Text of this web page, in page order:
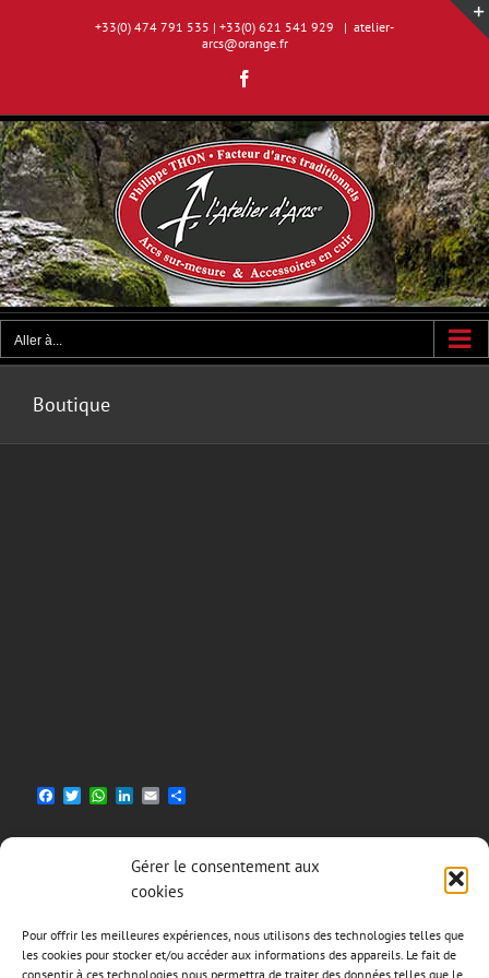
Gérer le consentement aux
cookies
Pour offrir les meilleures expériences, nous utilisons des technologies telles que
les cookies pour stocker et/ou accéder aux informations des appareils. Le fait de
consentir à ces technologies nous permettra de traiter des données telles que le
+33(0) 474 791 535 | +33(0) 621 541 929 | atelier-
arcs@orange.fr
Aller à...
Boutique
Facebook
TwitterWhatsApp
LinkedIn
Email